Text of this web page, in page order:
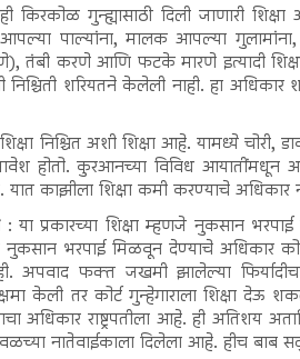
किरकोळ गुन्ह्यासाठी दिली जाणारी
पाल्यांना, मालक आपल्या गुलामांना,
तंबी करणे आणि फटके मारणे इत्यादी शिक्षा
निश्चिती शरियतने केलेली नाही. हा
निश्चित अशी शिक्षा आहे. यामध्ये चोरी,
होतो. कुरआनच्या विविध आयातींमधून
काझीला शिक्षा कमी करण्याचे अधिकार
: या प्रकारच्या शिक्षा म्हणजे नुकसान
भरपाई मिळवून देण्याचे अधिकार
अपवाद फक्त जखमी झालेल्या
केली तर कोर्ट गुन्हेगाराला शिक्षा देऊ
अधिकार राष्ट्रपतीला आहे. ही अतिशय
नातेवाईकाला दिलेला आहे. हीच बाब